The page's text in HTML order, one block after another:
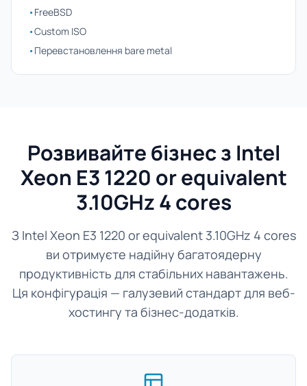
•FreeBSD
•Custom ISO
•Перевстановлення bare metal
Розвивайте бізнес з Intel
Xeon E3 1220 or equivalent
3.10GHz 4 cores
З Intel Xeon E3 1220 or equivalent 3.10GHz 4 cores
ви отримуєте надійну багатоядерну
продуктивність для стабільних навантажень.
Ця конфігурація — галузевий стандарт для веб-
хостингу та бізнес-додатків.